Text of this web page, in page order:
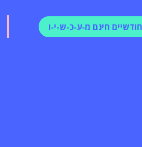
חודשיים חינם מ-ע-כ-ש-י-ו